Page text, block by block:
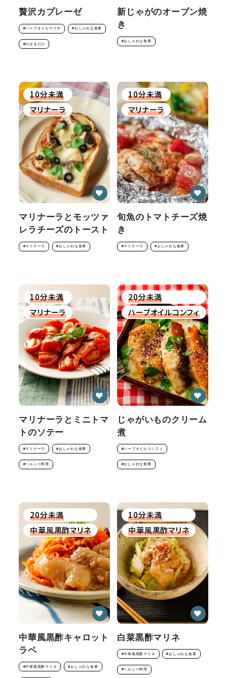
贅沢カプレーゼ
#ハーブオイルマリネ #おしゃれな食事
#のせるだけ
新じゃがのオーブン焼
き
#おしゃれな食事
10分未満
マリナーラ
マリナーラとモッツァ
レラチーズのトースト
#マリナーラ #おしゃれな食事
10分未満
マリナーラ
旬魚のトマトチーズ焼
き
#マリナーラ #おしゃれな食事
10分未満
マリナーラ
マリナーラとミニトマ
トのソテー
#マリナーラ #おしゃれな食事
#ヘルシー料理
20分未満
ハーブオイルコンフィ
じゃがいものクリーム
煮
#ハーブオイルコンフィ
#おしゃれな食事
20分未満
中華風黒酢マリネ
中華風黒酢キャロット
ラペ
#中華風黒酢マリネ #おしゃれな食事
10分未満
中華風黒酢マリネ
白菜黒酢マリネ
#中華風黒酢マリネ #おしゃれな食事
#ヘルシー料理